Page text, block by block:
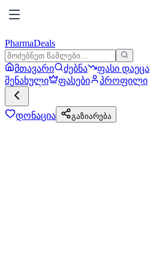
PharmaDeals
მთავარი ძებნა ფასი დაეცა
შენახული
ფასები პროფილი
დონაცია გაზიარება